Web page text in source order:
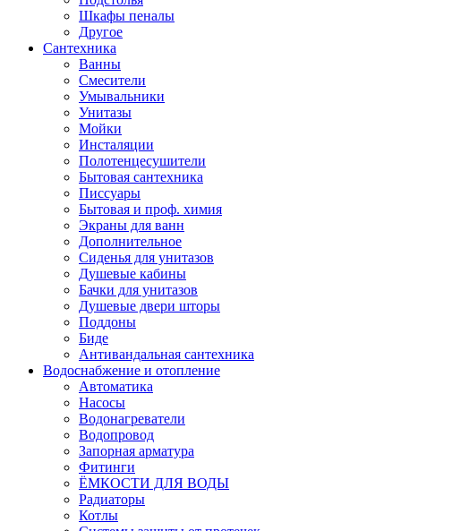
Шкафы пеналы
Другое
Сантехника
Ванны
Смесители
Умывальники
Унитазы
Мойки
Инсталяции
Полотенцесушители
Бытовая сантехника
Писсуары
Бытовая и проф. химия
Экраны для ванн
Дополнительное
Сиденья для унитазов
Душевые кабины
Бачки для унитазов
Душевые двери шторы
Поддоны
Биде
Антивандальная сантехника
Водоснабжение и отопление
Автоматика
Насосы
Водонагреватели
Водопровод
Запорная арматура
Фитинги
ЁМКОСТИ ДЛЯ ВОДЫ
Радиаторы
Котлы